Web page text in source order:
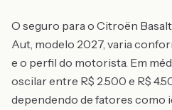
O seguro para o Citroën
Aut, modelo 2027, varia
e o perfil do motorista. Em
oscilar entre R$ 2.500 e R$
dependendo de fatores como